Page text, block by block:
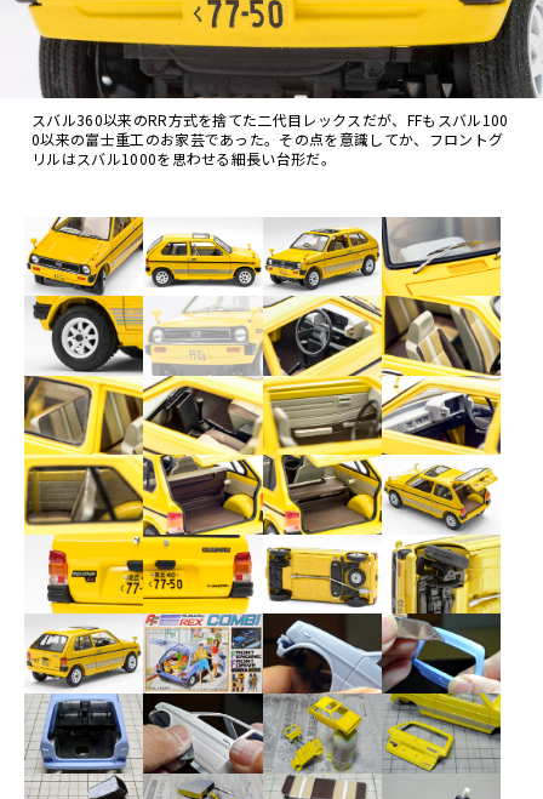
スバル360以来のRR方式を捨てた二代目レックスだが、FFもスバル100
0以来の富士重工のお家芸であった。その点を意識してか、フロントグ
リルはスバル1000を思わせる細長い台形だ。